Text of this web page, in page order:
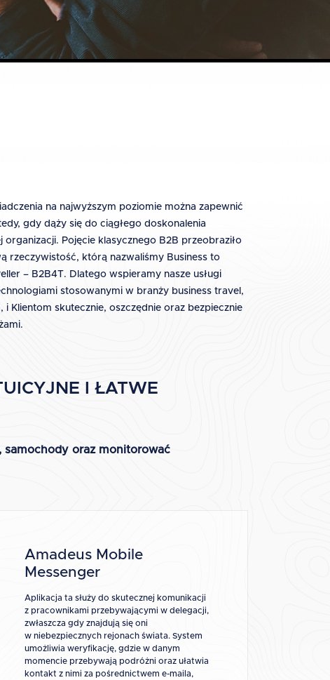
na najwyższym poziomie można zapewnić
gdy dąży się do ciągłego doskonalenia
organizacji. Pojęcie klasycznego B2B przeobraziło
rzeczywistość, którą nazwaliśmy Business to
– B2B4T. Dlatego wspieramy nasze usługi
stosowanymi w branży business travel,
i Klientom skutecznie, oszczędnie oraz bezpiecznie
I ŁATWE
oraz monitorować
Amadeus Mobile
Messenger
Aplikacja ta służy do skutecznej komunikacji
z pracownikami przebywającymi w delegacji,
zwłaszcza gdy znajdują się oni
w niebezpiecznych rejonach świata. System
umożliwia weryfikację, gdzie w danym
momencie przebywają podróżni oraz ułatwia
kontakt z nimi za pośrednictwem e-maila,